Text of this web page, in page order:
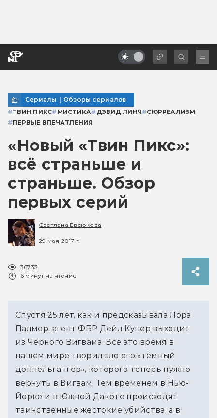
Сериалы | Обзоры сериалов
#ТВИН ПИКС# МИСТИКА# ДЭВИД ЛИНЧ#СЮРРЕАЛИЗМ
#ПЕРВЫЕ ВПЕЧАТЛЕНИЯ
«Новый «Твин Пикс»:
всё страньше и
страньше. Обзор
первых серий
Светлана Евсюкова
29 мая 2017 г.
36733
6 минут на чтение
Спустя 25 лет, как и предсказывала Лора
Палмер, агент ФБР Дейл Купер выходит
из Чёрного Вигвама. Всё это время в
нашем мире творил зло его «тёмный
доппельгангер», которого теперь нужно
вернуть в Вигвам. Тем временем в Нью-
Йорке и в Южной Дакоте происходят
таинственные жестокие убийства, а в